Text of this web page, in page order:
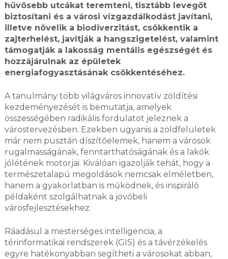
hűvösebb utcákat teremteni, tisztább levegőt
biztosítani és a városi vízgazdálkodást javítani,
illetve növelik a biodiverzitást, csökkentik a
zajterhelést, javítják a hangszigetelést, valamint
támogatják a lakosság mentális egészségét és
hozzájárulnak az épületek
energiafogyasztásának csökkentéséhez.
A tanulmány több világváros innovatív zöldítési
kezdeményezését is bemutatja, amelyek
összességében radikális fordulatot jeleznek a
várostervezésben. Ezekben ugyanis a zöldfelületek
már nem pusztán díszítőelemek, hanem a városok
rugalmasságának, fenntarthatóságának és a lakók
jólétének motorjai. Kiválóan igazolják tehát, hogy a
természetalapú megoldások nemcsak elméletben,
hanem a gyakorlatban is működnek, és inspiráló
példaként szolgálhatnak a jövőbeli
városfejlesztésekhez.
Ráadásul a mesterséges intelligencia, a
térinformatikai rendszerek (GIS) és a távérzékelés
egyre hatékonyabban segítheti a városokat abban,